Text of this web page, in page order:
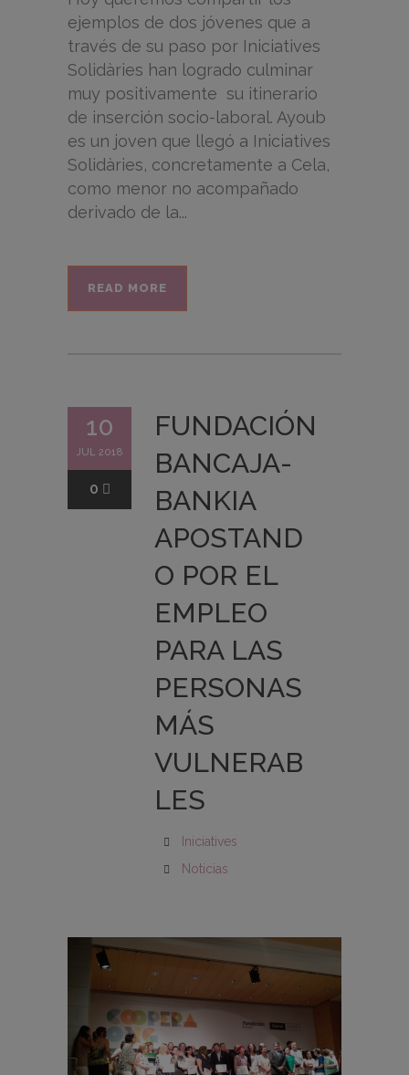
ejemplos de dos jóvenes que a
través de su paso por Iniciatives
Solidàries han logrado culminar
muy positivamente su itinerario
de inserción socio-laboral. Ayoub
es un joven que llegó a Iniciatives
Solidàries, concretamente a Cela,
como menor no acompañado
derivado de la...
READ MORE
10
JUL 2018
0
FUNDACIÓN
BANCAJA-
BANKIA
APOSTAND
O POR EL
EMPLEO
PARA LAS
PERSONAS
MÁS
VULNERAB
LES
Iniciatives
Noticias